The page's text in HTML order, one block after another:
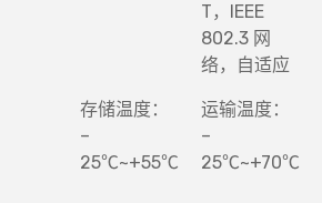
T，IEEE
802.3 网
络，自适应
存储温度：
–
25℃~+55℃
运输温度：
–
25℃~+70℃